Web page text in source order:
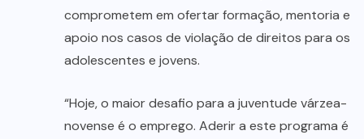
comprometem em ofertar formação, mentoria e
apoio nos casos de violação de direitos para os
adolescentes e jovens.
“Hoje, o maior desafio para a juventude várzea-
novense é o emprego. Aderir a este programa é